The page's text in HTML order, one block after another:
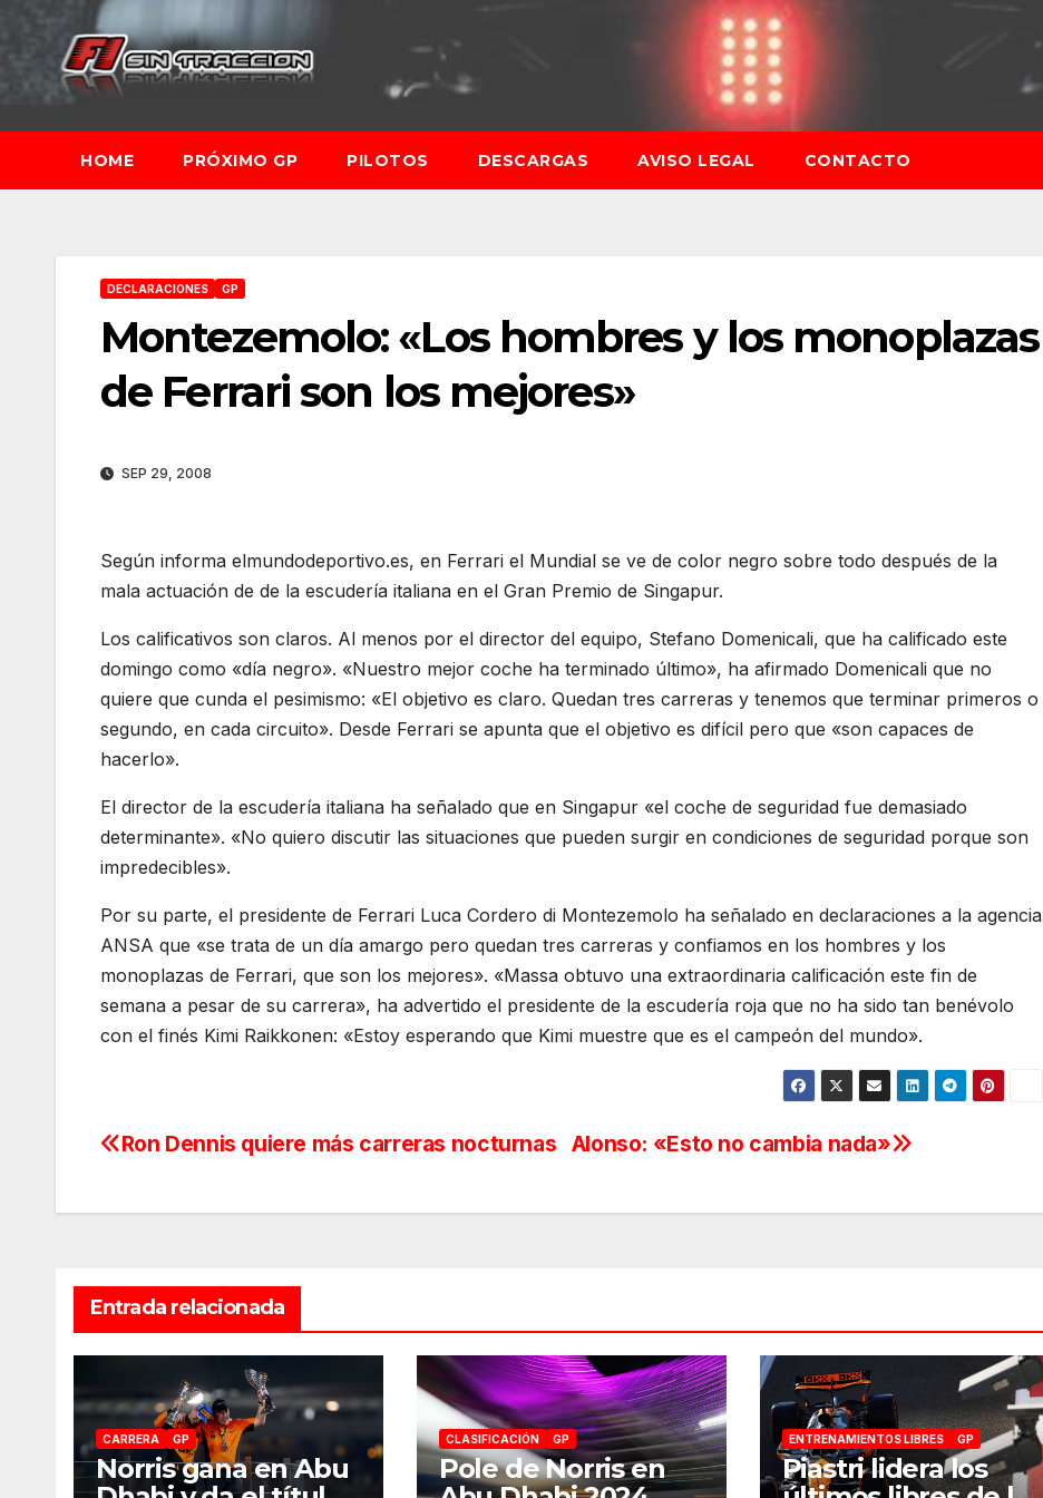
Saltar
contenido
HOME PRÓXIMO GP PILOTOS DESCARGAS AVISO LEGAL CONTACTO
DECLARACIONES GP
Montezemolo: «Los hombres y los monoplazas
de Ferrari son los mejores»
SEP 29, 2008
Según informa elmundodeportivo.es, en Ferrari el Mundial se ve de color negro sobre todo después de la
mala actuación de de la escudería italiana en el Gran Premio de Singapur.
Los calificativos son claros. Al menos por el director del equipo, Stefano Domenicali, que ha calificado este
domingo como «día negro». «Nuestro mejor coche ha terminado último», ha afirmado Domenicali que no
quiere que cunda el pesimismo: «El objetivo es claro. Quedan tres carreras y tenemos que terminar primeros o
segundo, en cada circuito». Desde Ferrari se apunta que el objetivo es difícil pero que «son capaces de
hacerlo».
El director de la escudería italiana ha señalado que en Singapur «el coche de seguridad fue demasiado
determinante». «No quiero discutir las situaciones que pueden surgir en condiciones de seguridad porque son
impredecibles».
Por su parte, el presidente de Ferrari Luca Cordero di Montezemolo ha señalado en declaraciones a la agencia
ANSA que «se trata de un día amargo pero quedan tres carreras y confiamos en los hombres y los
monoplazas de Ferrari, que son los mejores». «Massa obtuvo una extraordinaria calificación este fin de
semana a pesar de su carrera», ha advertido el presidente de la escudería roja que no ha sido tan benévolo
con el finés Kimi Raikkonen: «Estoy esperando que Kimi muestre que es el campeón del mundo».
Navegación
Alonso: «Esto no cambia nada»
Ron Dennis quiere más carreras nocturnas
Entrada relacionada
CARRERA GP
Norris gana en Abu
CLASIFICACIÓN GP
Pole de Norris en
ENTRENAMIENTOS LIBRES GP
Piastri lidera los